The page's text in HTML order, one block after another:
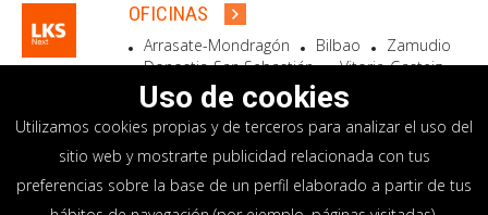
OFICINAS
Arrasate-Mondragón Bilbao
Zamudio
Donostia-San Sebastián
Vitoria-Gasteiz
Madrid
El Astillero Bidart
SEDE SOCIAL
Goiru, 7 Arrasate-Mondragón
CP 20500 GIPUZKOA – SPAIN
Uso de cookies
Utilizamos cookies propias y de terceros para analizar el uso del
sitio web y mostrarte publicidad relacionada con tus
preferencias sobre la base de un perfil elaborado a partir de tus